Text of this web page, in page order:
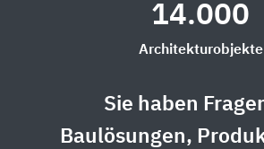
14.000
Architekturobjekte
Sie haben
Baulösungen,